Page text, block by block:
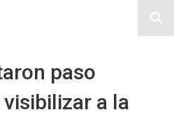
paso
a la